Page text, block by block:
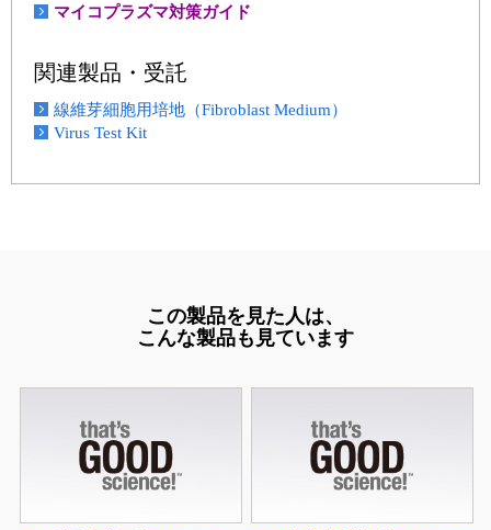
マイコプラズマ対策ガイド
関連製品・受託
線維芽細胞用培地（Fibroblast Medium）
Virus Test Kit
この製品を見た人は、
こんな製品も見ています